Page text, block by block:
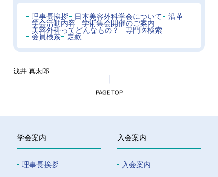
理事長挨拶 日本美容外科学会について
沿革
学会活動内容
学術集会開催のご案内
美容外科ってどんなもの？
専門医検索
会員検索
定款
浅井 真太郎
PAGE TOP
学会案内
理事長挨拶
入会案内
入会案内